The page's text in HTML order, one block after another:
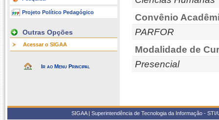
Projeto Político Pedagógico
Outras Opções
Acessar o SIGAA
Ir ao Menu Principal
Convênio
PARFOR
Modalidade de
Presencial
SIGAA | Superintendência de Tecnologia da Informação -